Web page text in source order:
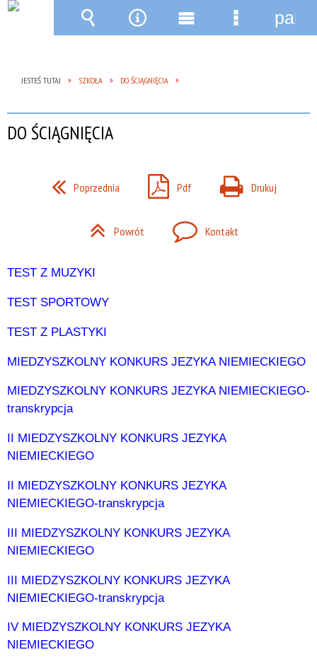
JESTEŚ TUTAJ SZKOŁA DO ŚCIĄGNIĘCIA
DO ŚCIĄGNIĘCIA
Poprzednia Pdf Drukuj
Powrót Kontakt
TEST Z MUZYKI
TEST SPORTOWY
TEST Z PLASTYKI
MIEDZYSZKOLNY KONKURS JEZYKA NIEMIECKIEGO
MIEDZYSZKOLNY KONKURS JEZYKA NIEMIECKIEGO-
transkrypcja
II MIEDZYSZKOLNY KONKURS JEZYKA
NIEMIECKIEGO
II MIEDZYSZKOLNY KONKURS JEZYKA
NIEMIECKIEGO-transkrypcja
III MIEDZYSZKOLNY KONKURS JEZYKA
NIEMIECKIEGO
III MIEDZYSZKOLNY KONKURS JEZYKA
NIEMIECKIEGO-transkrypcja
IV MIEDZYSZKOLNY KONKURS JEZYKA
NIEMIECKIEGO
Wyszukiwarka
Narzędzia
Menu Menu